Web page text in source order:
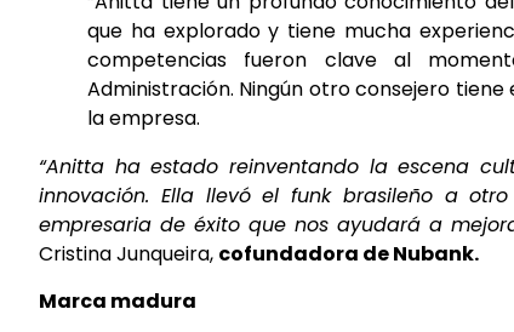
que ha explorado y tiene mucha
competencias fueron clave al
Administración. Ningún otro consejero tiene
la empresa.
“Anitta ha estado reinventando la escena
innovación. Ella llevó el funk brasileño a
empresaria de éxito que nos ayudará a
Cristina Junqueira, cofundadora de Nubank.
Marca madura